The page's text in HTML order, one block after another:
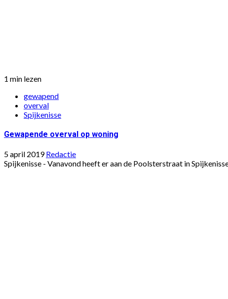
1 min lezen
gewapend
overval
Spijkenisse
Gewapende overval op woning
5 april 2019Redactie
Spijkenisse - Vanavond heeft er aan de Poolsterstraat in